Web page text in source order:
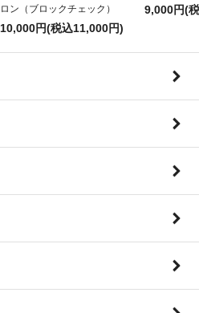
ロン（ブロックチェック）
10,000円(税込11,000円)
9,000円(